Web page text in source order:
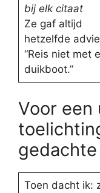
bij elk citaat
Ze gaf altijd
hetzelfde
“Reis niet met
duikboot.”
Voor een
gedachte
Toen dacht ik: